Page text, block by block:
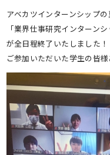
アベカツインターンシップ
「業界仕事研究インターンシ
が全日程終了いたしました！
ご参加いただいた学生の皆